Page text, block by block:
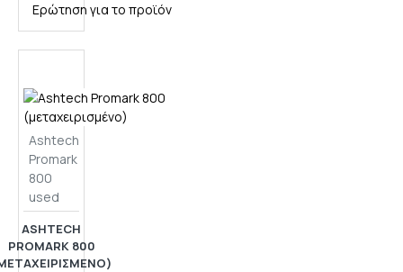
Ερώτηση για το προϊόν
Ashtech
Promark
800
used
ASHTECH
PROMARK 800